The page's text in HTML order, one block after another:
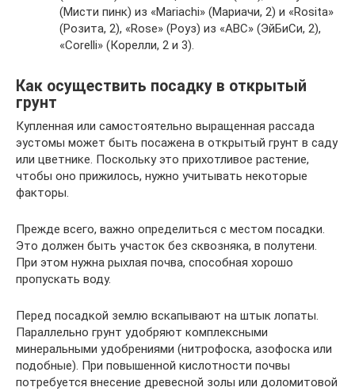
(Мисти пинк) из «Mariachi» (Мариачи, 2) и «Rosita»
(Розита, 2), «Rose» (Роуз) из «ABC» (ЭйБиСи, 2),
«Corelli» (Корелли, 2 и 3).
Как осуществить посадку в открытый
грунт
Купленная или самостоятельно выращенная рассада
эустомы может быть посажена в открытый грунт в саду
или цветнике. Поскольку это прихотливое растение,
чтобы оно прижилось, нужно учитывать некоторые
факторы.
Прежде всего, важно определиться с местом посадки.
Это должен быть участок без сквозняка, в полутени.
При этом нужна рыхлая почва, способная хорошо
пропускать воду.
Перед посадкой землю вскапывают на штык лопаты.
Параллельно грунт удобряют комплексными
минеральными удобрениями (нитрофоска, азофоска или
подобные). При повышенной кислотности почвы
потребуется внесение древесной золы или доломитовой